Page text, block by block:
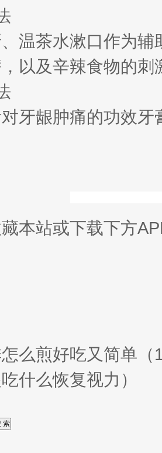
温茶水漱口作为
以及辛辣食物的
牙龈肿痛的功效
本站或下载下方
么煎好吃又简单
什么恢复视力）